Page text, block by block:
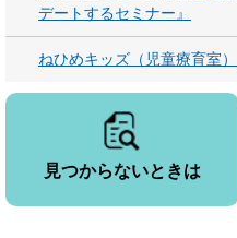
デートするセミナー』
ねひめキッズ（児童療育室）
見つからないときは